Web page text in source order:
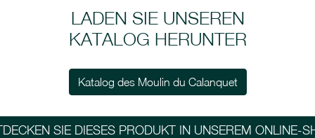
LADEN SIE UNSEREN
KATALOG HERUNTER
Katalog des Moulin du Calanquet
SIE DIESES PRODUKT IN UNSEREM ONLINE-